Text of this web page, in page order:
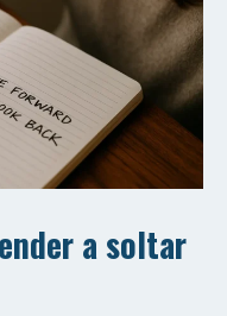
a soltar